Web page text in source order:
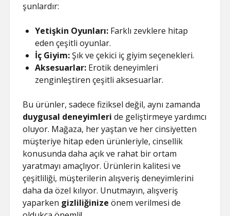
şunlardır:
Yetişkin Oyunları: Farklı zevklere hitap
eden çeşitli oyunlar.
İç Giyim:Şık ve çekici iç giyim seçenekleri.
Aksesuarlar: Erotik deneyimleri
zenginleştiren çeşitli aksesuarlar.
Bu ürünler, sadece fiziksel değil, aynı zamanda
duygusal deneyimleri de geliştirmeye yardımcı
oluyor. Mağaza, her yaştan ve her cinsiyetten
müşteriye hitap eden ürünleriyle, cinsellik
konusunda daha açık ve rahat bir ortam
yaratmayı amaçlıyor. Ürünlerin kalitesi ve
çeşitliliği, müşterilerin alışveriş deneyimlerini
daha da özel kılıyor. Unutmayın, alışveriş
yaparken gizliliğinize önem verilmesi de